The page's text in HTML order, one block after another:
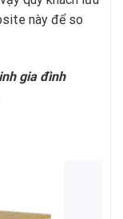
này để so
gia đình